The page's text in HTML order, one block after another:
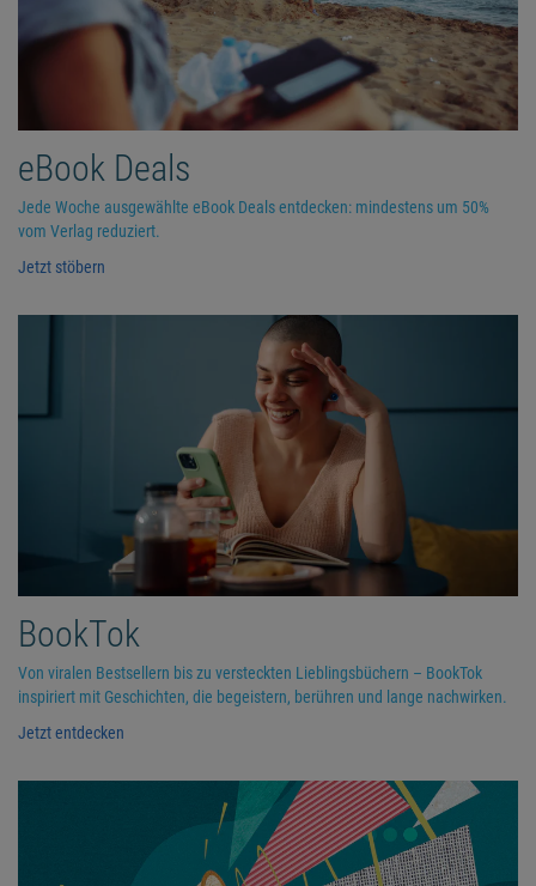
eBook Deals
Jede Woche ausgewählte eBook Deals entdecken: mindestens um 50%
vom Verlag reduziert.
Jetzt stöbern
BookTok
Von viralen Bestsellern bis zu versteckten Lieblingsbüchern – BookTok
inspiriert mit Geschichten, die begeistern, berühren und lange nachwirken.
Jetzt entdecken